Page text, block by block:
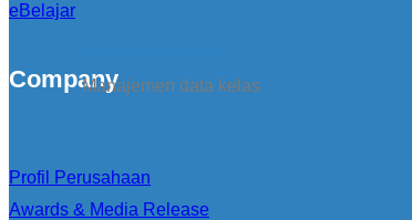
Manajemen data kelas
eBelajar
Company
Profil Perusahaan
Awards & Media Release